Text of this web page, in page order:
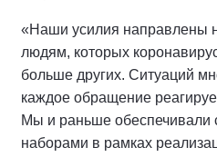
«Наши усилия направлены
людям, которых
больше других. Ситуаций
каждое обращение
Мы и раньше обеспечивали
наборами в рамках